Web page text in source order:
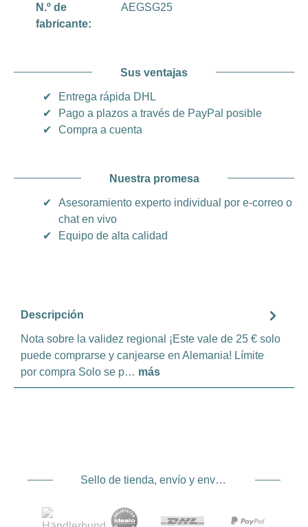
N.º de
fabricante:
AEGSG25
Sus ventajas
✔
Entrega rápida DHL
✔
Pago a plazos a través de PayPal posible
✔
Compra a cuenta
Nuestra promesa
✔
Asesoramiento experto individual por e-correo o
chat en vivo
✔
Equipo de alta calidad
Descripción
Nota sobre la validez regional ¡Este vale de 25 € solo
puede comprarse y canjearse en Alemania! Límite
por compra Solo se p… más
Sello de tienda, envío y envío. Proveedor de servicios de pago